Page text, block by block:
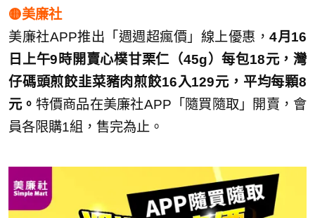
🟡美廉社
美廉社APP推出「週週超瘋價」線上優惠， 4月16
日上午9時開賣心樸甘栗仁（45g）每包18元，灣
仔碼頭煎餃韭菜豬肉煎餃16入129元，平均每顆8
元。 特價商品在美廉社APP「隨買隨取」開賣，會
員各限購1組，售完為止。